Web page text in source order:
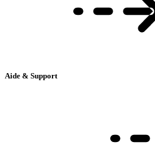
Aide & Support